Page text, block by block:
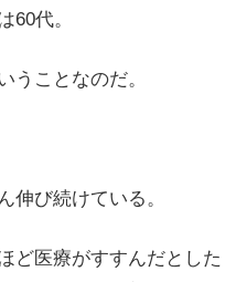
60代。
うことなのだ。
伸び続けている。
ど医療がすすんだとした